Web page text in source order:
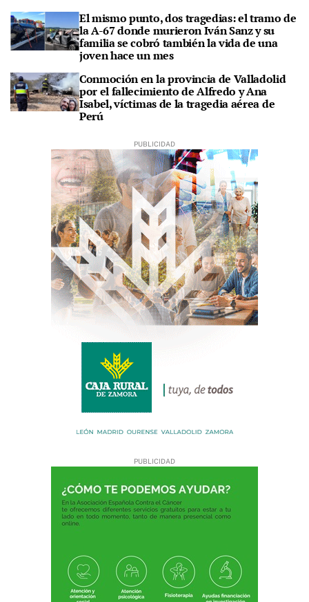
El mismo punto, dos tragedias: el tramo de
la A-67 donde murieron Iván Sanz y su
familia se cobró también la vida de una
joven hace un mes
Conmoción en la provincia de Valladolid
por el fallecimiento de Alfredo y Ana
Isabel, víctimas de la tragedia aérea de
Perú